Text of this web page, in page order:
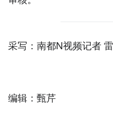
采写：南都N视频记者
编辑：甄芹